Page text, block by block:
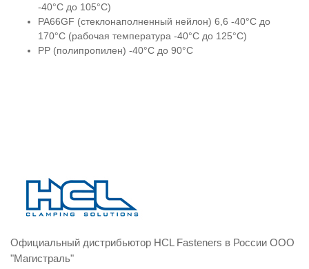
-40°C до 105°C)
PA66GF (стеклонаполненный нейлон) 6,6 -40°C до
170°C (рабочая температура -40°C до 125°C)
PP (полипропилен) -40°C до 90°C
Официальный дистрибьютор HCL Fasteners в России ООО
"Магистраль"